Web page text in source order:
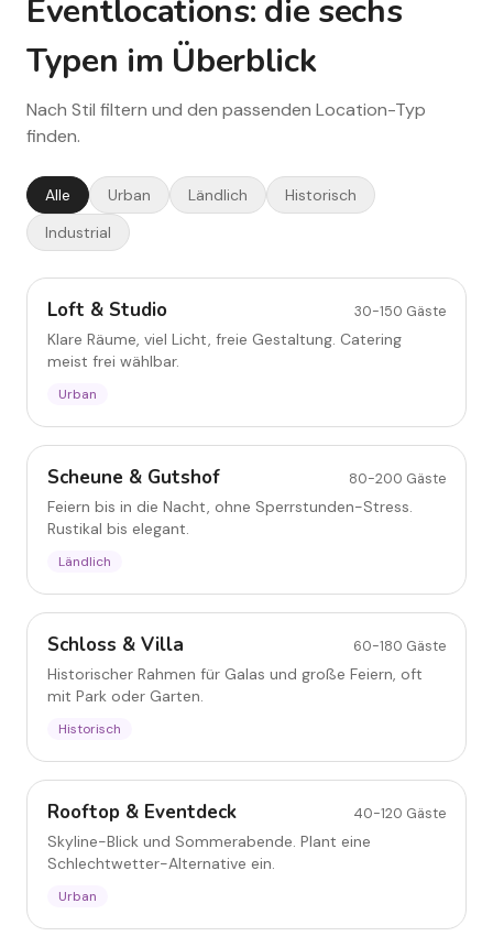
Eventlocations: die sechs
Typen im Überblick
Nach Stil filtern und den passenden Location-Typ
finden.
Alle Urban Ländlich
Historisch
Industrial
Loft & Studio
Loft & Studio 30-150 Gäste
Klare Räume, viel Licht, freie Gestaltung. Catering
meist frei wählbar.
Urban
Scheune & Gutshof 80-200 Gäste
Feiern bis in die Nacht, ohne Sperrstunden-Stress.
Rustikal bis elegant.
Ländlich
Schloss & Villa 60-180 Gäste
Historischer Rahmen für Galas und große Feiern, oft
mit Park oder Garten.
Historisch
Rooftop & Eventdeck 40-120 Gäste
Skyline-Blick und Sommerabende. Plant eine
Schlechtwetter-Alternative ein.
Urban